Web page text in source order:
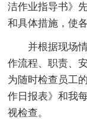
洁作业指导书》
和具体措施，使
并根据现场情
作流程、职责、
为随时检查员工
作日报表》和我
视检查。